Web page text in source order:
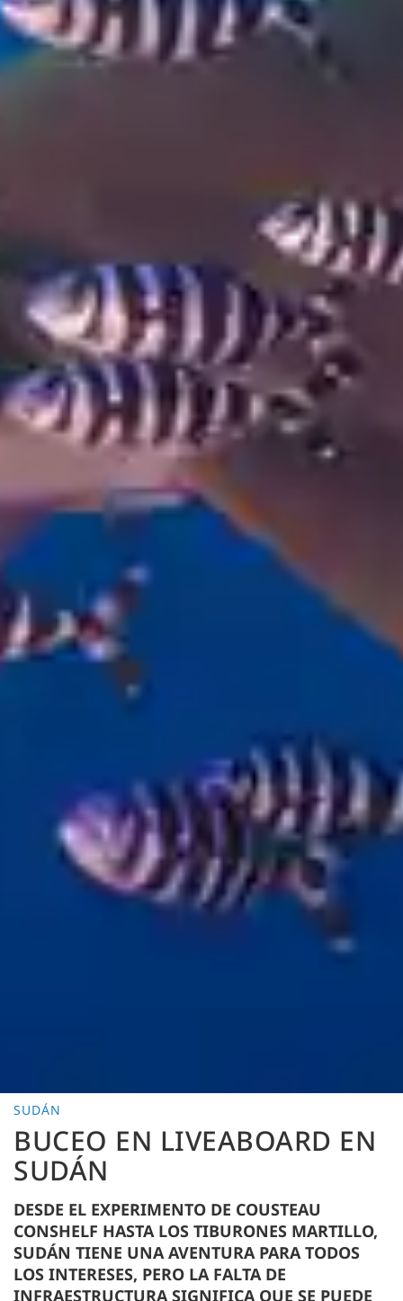
SUDÁN
BUCEO EN LIVEABOARD EN
SUDÁN
DESDE EL EXPERIMENTO DE COUSTEAU
CONSHELF HASTA LOS TIBURONES MARTILLO,
SUDÁN TIENE UNA AVENTURA PARA TODOS
LOS INTERESES, PERO LA FALTA DE
INFRAESTRUCTURA SIGNIFICA QUE SE PUEDE